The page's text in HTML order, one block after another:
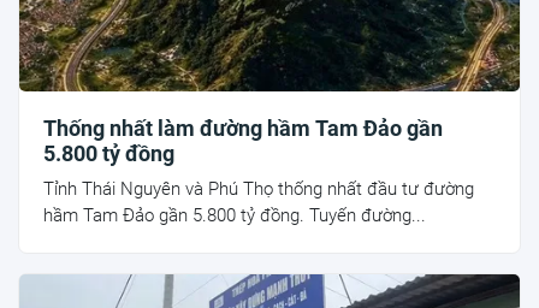
Thống nhất làm đường hầm Tam Đảo gần
5.800 tỷ đồng
Tỉnh Thái Nguyên và Phú Thọ thống nhất đầu tư đường
hầm Tam Đảo gần 5.800 tỷ đồng. Tuyến đường...